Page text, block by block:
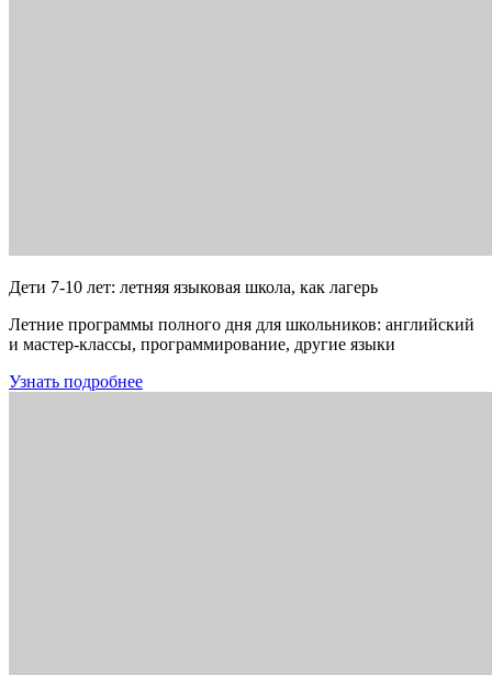
Дети 7-10 лет: летняя языковая школа, как лагерь
Летние программы полного дня для школьников: английский
и мастер-классы, программирование, другие языки
Узнать подробнее